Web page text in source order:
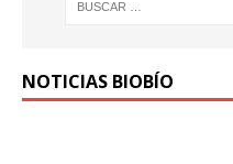
NOTICIAS BIOBÍO